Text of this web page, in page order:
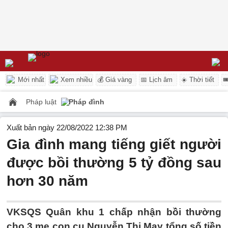
Mới nhất Xem nhiều 💰 Giá vàng 📅 Lịch âm ☀️ Thời tiết
Pháp luật Pháp đình
Xuất bản ngày 22/08/2022 12:38 PM
Gia đình mang tiếng giết người
được bồi thường 5 tỷ đồng sau
hơn 30 năm
VKSQS Quân khu 1 chấp nhận bồi thường